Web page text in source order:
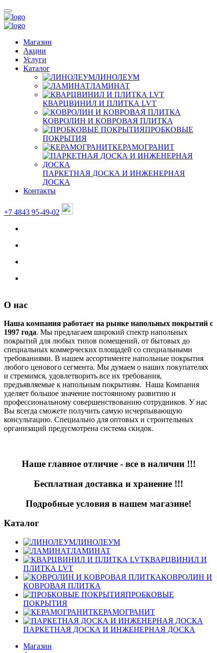
Магазин
Акции
Услуги
Каталог
ЛИНОЛЕУМ
ЛАМИНАТ
КВАРЦВИНИЛ И ПЛИТКА LVT
КОВРОЛИН И КОВРОВАЯ ПЛИТКА
ПРОБКОВЫЕ
ПОКРЫТИЯ
КЕРАМОГРАНИТ
ПАРКЕТНАЯ ДОСКА И ИНЖЕНЕРНАЯ
ДОСКА
Контакты
+7 4843 95-49-02
О нас
Наша компания работает на рынке напольных покрытий с
1997 года. Мы предлагаем широкий спектр напольных
покрытий для любых типов помещений, от бытовых до
специальных коммерческих площадей со специальными
требованиями. В нашем ассортименте напольные покрытия
любого ценового сегмента. Мы думаем о наших покупателях
и стремимся, удовлетворить все их требования,
предъявляемые к напольным покрытиям. Наша Компания
уделяет большое значение постоянному развитию и
профессиональному совершенствованию сотрудников. У нас
Вы всегда сможете получить самую исчерпывающую
консультацию. Специально для оптовых и строительных
организаций предусмотрена система скидок.
Наше главное отличие - все в наличии !!!
Бесплатная доставка и хранение !!!
Подробные условия в нашем магазине!
Каталог
ЛИНОЛЕУМ
ЛАМИНАТ
КВАРЦВИНИЛ И
ПЛИТКА LVT
КОВРОЛИН И
КОВРОВАЯ ПЛИТКА
ПРОБКОВЫЕ
ПОКРЫТИЯ
КЕРАМОГРАНИТ
ПАРКЕТНАЯ ДОСКА И ИНЖЕНЕРНАЯ ДОСКА
Магазин